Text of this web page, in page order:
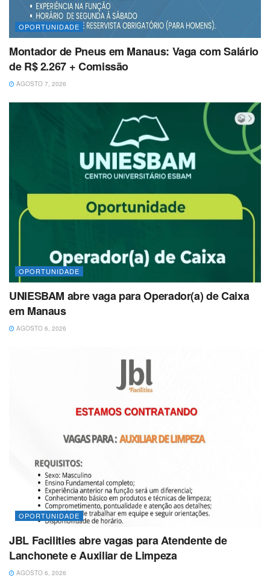
OPORTUNIDADE
Montador de Pneus em Manaus: Vaga com Salário
de R$ 2.267 + Comissão
AGOSTO 7, 2026
OPORTUNIDADE
UNIESBAM abre vaga para Operador(a) de Caixa
em Manaus
AGOSTO 6, 2026
OPORTUNIDADE
JBL Facilities abre vagas para Atendente de
Lanchonete e Auxiliar de Limpeza
AGOSTO 6, 2026